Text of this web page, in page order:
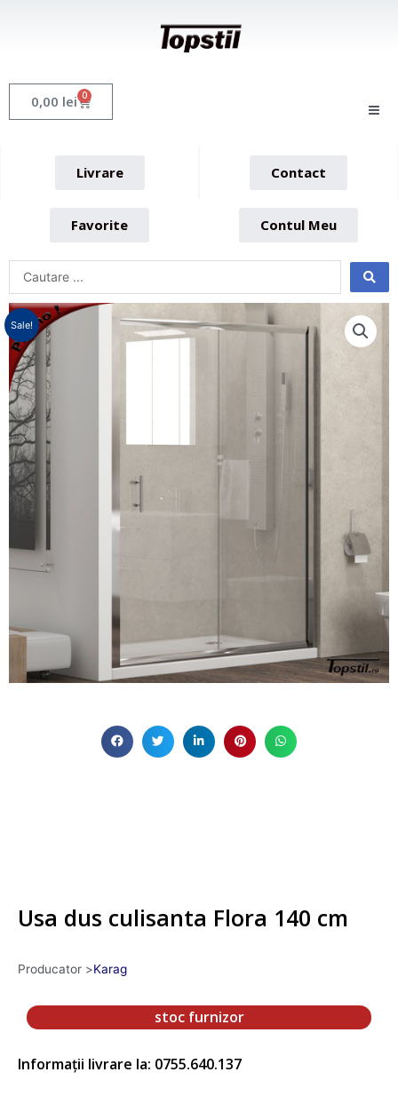
0,00 lei 0 Cart
Livrare Contact
Favorite Contul Meu
Sale!
Usa dus culisanta Flora 140 cm
Producator >Karag
stoc furnizor
Informații livrare la: 0755.640.137